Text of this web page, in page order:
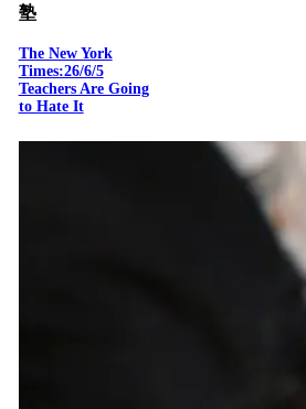
塾
The New York
Times:26/6/5
Teachers Are Going
to Hate It